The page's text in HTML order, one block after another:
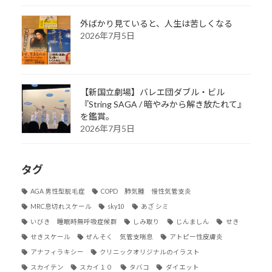
外ばかり見ていると、人生は苦しくなる
2026年7月5日
【新国立劇場】バレエ団ダブル・ビル
『String SAGA / 暗やみから解き放たれて』
を鑑賞。
2026年7月5日
タグ
AGA 男性型脱毛症 COPD 肺気腫 慢性気管支炎
MRC息切れスケール sky10 あざ シミ
いびき 睡眠時無呼吸症候群 しみ取り じんましん せき
せきスケール ぜんそく 気管支喘息 アトピー性皮膚炎
アナフィラキシー クリニックオリジナルのイラスト
スカイテン スカイ１０ タバコ ダイエット